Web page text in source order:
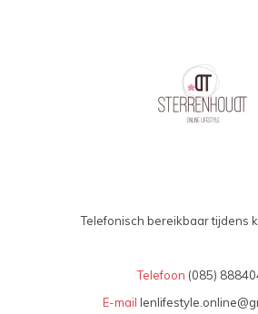
Telefonisch bereikbaar tijdens
Telefoon (085)
E-mail